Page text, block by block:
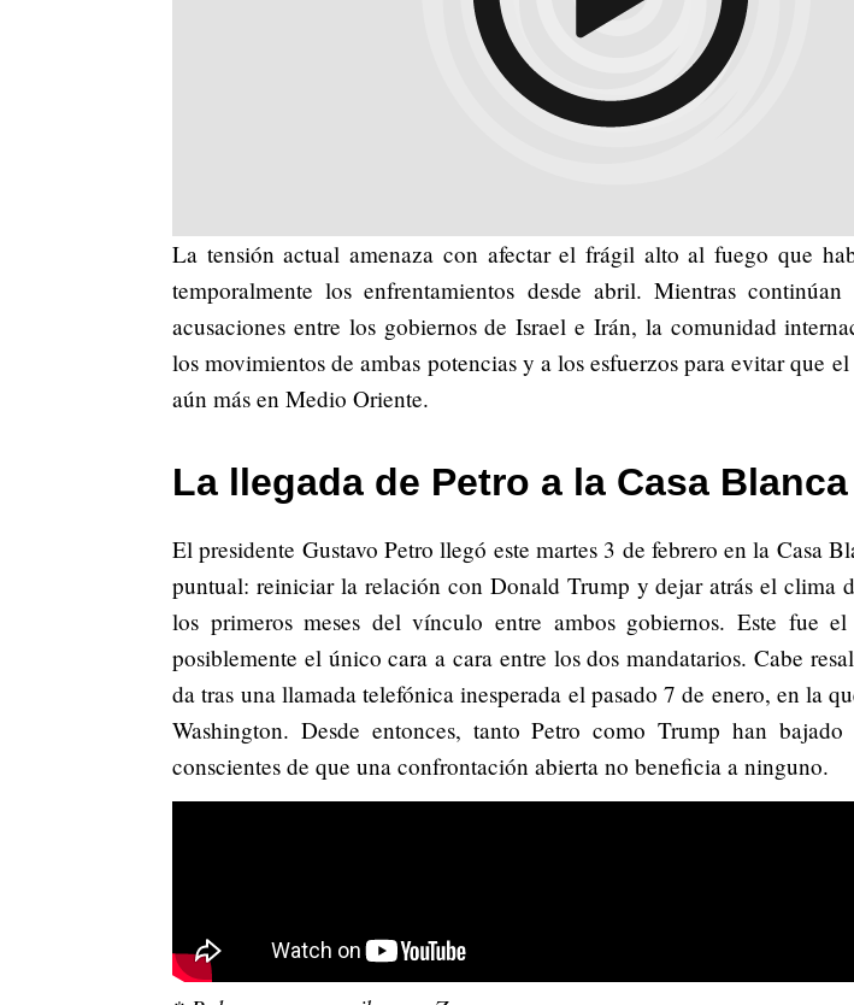
La tensión actual amenaza con afectar el frágil alto al fuego que
temporalmente los enfrentamientos desde abril. Mientras
acusaciones entre los gobiernos de Israel e Irán, la comunidad
los movimientos de ambas potencias y a los esfuerzos para evitar que
aún más en Medio Oriente.
La llegada de Petro a la Casa Blanca
El presidente Gustavo Petro llegó este martes 3 de febrero en la Casa
puntual: reiniciar la relación con Donald Trump y dejar atrás el clima
los primeros meses del vínculo entre ambos gobiernos. Este fue
posiblemente el único cara a cara entre los dos mandatarios. Cabe
da tras una llamada telefónica inesperada el pasado 7 de enero, en la
Washington. Desde entonces, tanto Petro como Trump han
conscientes de que una confrontación abierta no beneficia a ninguno.